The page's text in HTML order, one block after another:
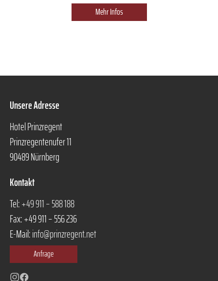
Mehr Infos
Unsere Adresse
Hotel Prinzregent
Prinzregentenufer 11
90489 Nürnberg
Kontakt
Tel:+49 911 – 588 188
Fax: +49 911 – 556 236
E-Mail:info@prinzregent.net
Anfrage